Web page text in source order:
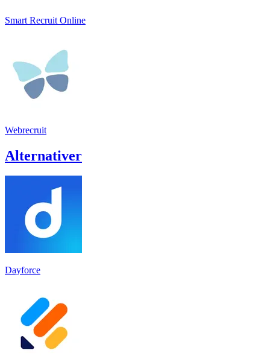
Smart Recruit Online
Webrecruit
Alternativer
Dayforce